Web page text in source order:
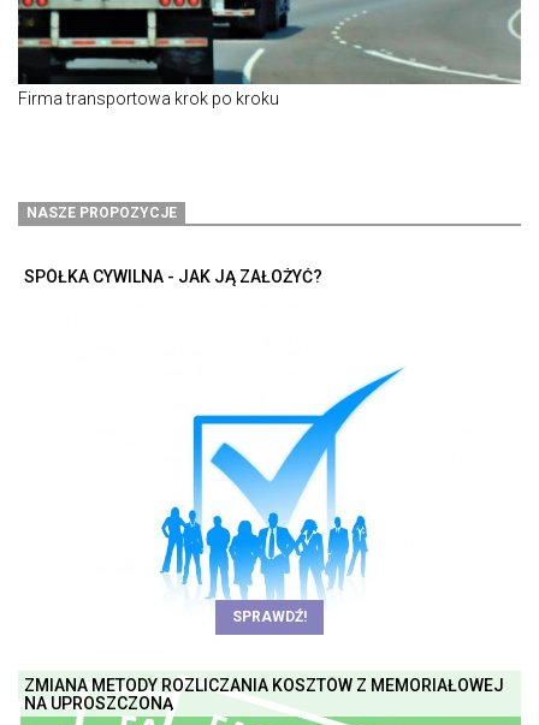
Firma transportowa krok po kroku
NASZE PROPOZYCJE
SPÓŁKA CYWILNA - JAK JĄ ZAŁOŻYĆ?
SPRAWDŹ!
ZMIANA METODY ROZLICZANIA KOSZTÓW Z MEMORIAŁOWEJ
NA UPROSZCZONĄ